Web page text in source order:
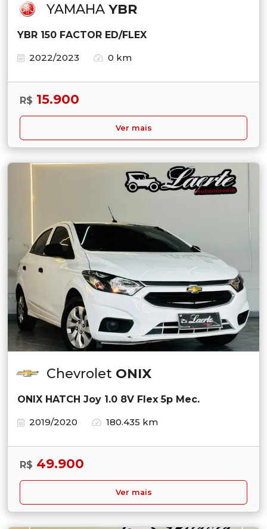
YAMAHA YBR
YBR 150 FACTOR ED/FLEX
2022/2023
0 km
R$ 15.900
Ver mais
Chevrolet ONIX
ONIX HATCH Joy 1.0 8V Flex 5p Mec.
2019/2020
180.435 km
R$ 49.900
Ver mais